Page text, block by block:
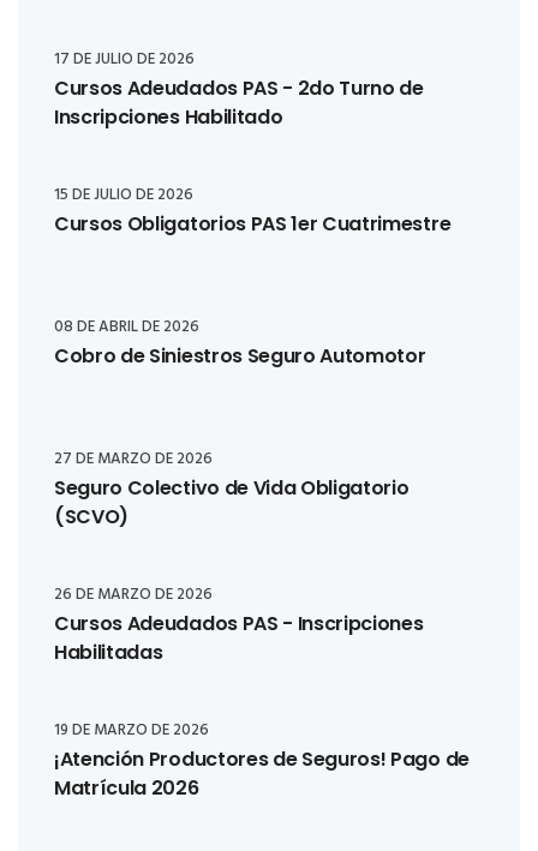
17 DE JULIO DE 2026
Cursos Adeudados PAS - 2do Turno de
Inscripciones Habilitado
15 DE JULIO DE 2026
Cursos Obligatorios PAS 1er Cuatrimestre
08 DE ABRIL DE 2026
Cobro de Siniestros Seguro Automotor
27 DE MARZO DE 2026
Seguro Colectivo de Vida Obligatorio
(SCVO)
26 DE MARZO DE 2026
Cursos Adeudados PAS - Inscripciones
Habilitadas
19 DE MARZO DE 2026
¡Atención Productores de Seguros! Pago de
Matrícula 2026